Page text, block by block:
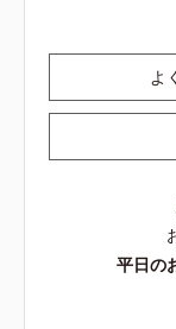
よ
平日の